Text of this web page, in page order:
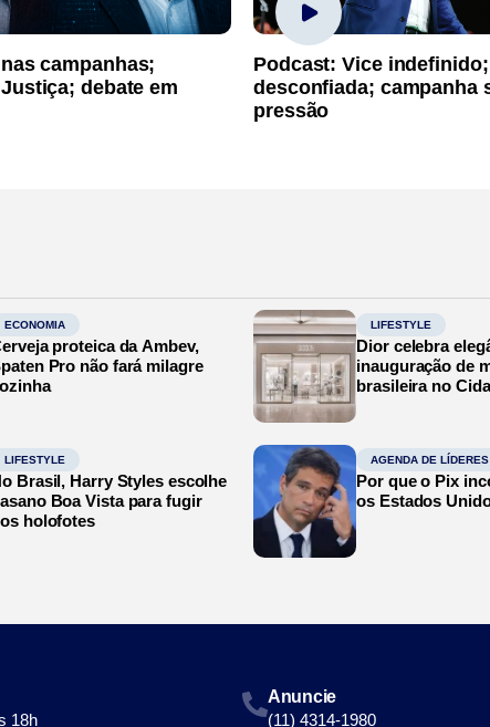
campanhas;
debate em
Podcast: Vice
desconfiada; campanha
pressão
ECONOMIA
proteica da Ambev,
Pro não fará milagre
LIFESTYLE
Dior celebra
inauguração de
brasileira no
LIFESTYLE
Brasil, Harry Styles escolhe
Boa Vista para fugir
holofotes
AGENDA DE LÍDERES
Por que o Pix
os Estados
18h
Anuncie
(11) 4314-1980